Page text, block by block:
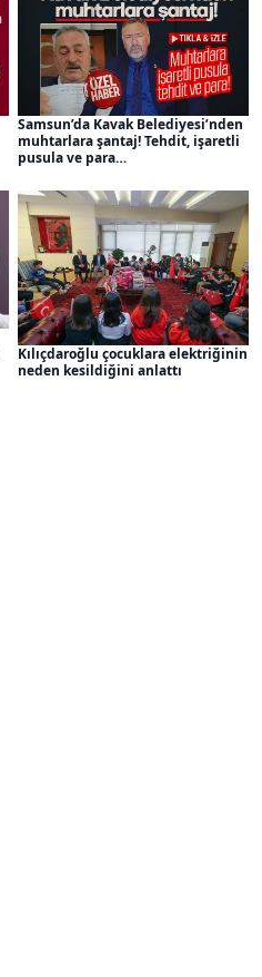
Samsun’da Kavak Belediyesi’nden
muhtarlara şantaj! Tehdit, işaretli
pusula ve para…
Kılıçdaroğlu çocuklara elektriğinin
neden kesildiğini anlattı